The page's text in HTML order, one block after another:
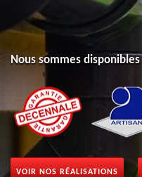
Nous sommes
VOIR NOS RÉALISATIONS